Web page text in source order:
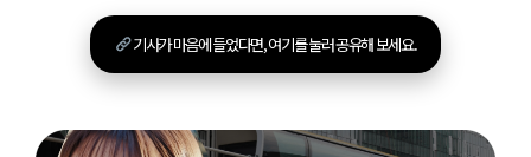
기사가 마음에 들었다면, 여기를 눌러 공유해 보세요.